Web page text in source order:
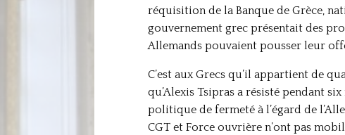
réquisition de la Banque de Grèce,
gouvernement grec présentait des
Allemands pouvaient pousser leur
C’est aux Grecs qu’il appartient de
qu’Alexis Tsipras a résisté pendant
politique de fermeté à l’égard de
CGT et Force ouvrière n’ont pas